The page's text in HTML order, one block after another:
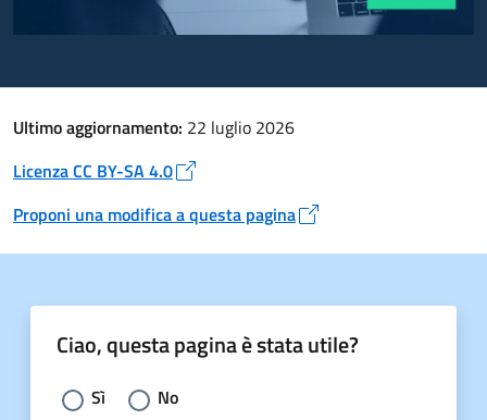
Ultimo aggiornamento: 22 luglio 2026
Licenza CC BY-SA 4.0
Apre in un nuovo tab
Proponi una modifica a questa pagina
Apre in un nuovo tab
Ciao, questa pagina è stata utile?
Scegli la risposta:
Sì No